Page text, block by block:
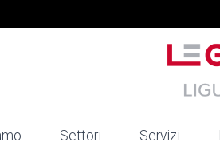
Settori Servizi